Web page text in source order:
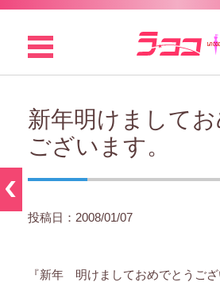
コンテンツに移動
新年明けましてお
ございます。
投稿日：2008/01/07
『新年 明けましておめでとうご